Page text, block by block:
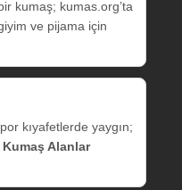
kumaş; kumas.org’ta
ve pijama için
kıyafetlerde yaygın;
Kumaş Alanlar